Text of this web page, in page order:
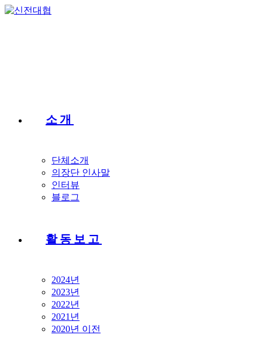
Skip
소개
단체소개
의장단 인사말
인터뷰
블로그
활동보고
2024년
2023년
2022년
2021년
2020년 이전